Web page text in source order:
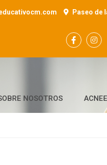
Paseo de
NOSOTROS